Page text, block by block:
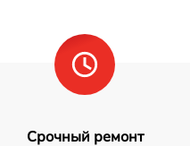
Срочный ремонт